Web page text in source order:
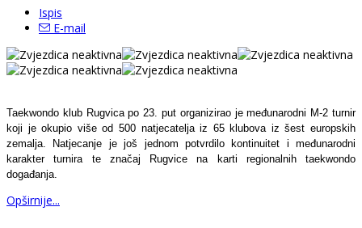
Ispis
E-mail
Taekwondo klub Rugvica po 23. put organizirao je međunarodni M-2 turnir
koji je okupio više od 500 natjecatelja iz 65 klubova iz šest europskih
zemalja. Natjecanje je još jednom potvrdilo kontinuitet i međunarodni
karakter turnira te značaj Rugvice na karti regionalnih taekwondo
događanja.
Opširnije...